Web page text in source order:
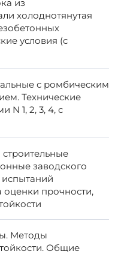
из
холоднотянутая
условия (с
с ромбическим
Технические
N 1, 2, 3, 4, с
заводского
прочности,
Методы
Общие